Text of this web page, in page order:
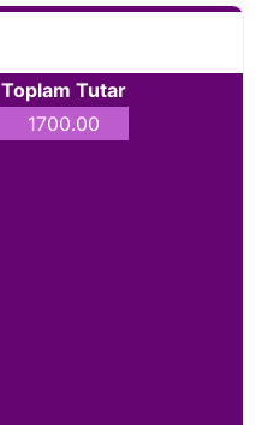
Toplam Tutar
1700.00